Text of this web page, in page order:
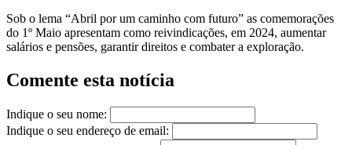
Sob o lema “Abril por um caminho com futuro” as comemorações
do 1º Maio apresentam como reivindicações, em 2024, aumentar
salários e pensões, garantir direitos e combater a exploração.
Comente esta notícia
Indique o seu nome:
Indique o seu endereço de email: